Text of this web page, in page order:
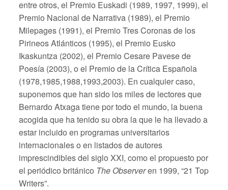
entre otros, el Premio Euskadi (1989, 1997, 1999), el
Premio Nacional de Narrativa (1989), el Premio
Milepages (1991), el Premio Tres Coronas de los
Pirineos Atlánticos (1995), el Premio Eusko
Ikaskuntza (2002), el Premio Cesare Pavese de
Poesía (2003), o el Premio de la Crítica Española
(1978,1985,1988,1993,2003). En cualquier caso,
suponemos que han sido los miles de lectores que
Bernardo Atxaga tiene por todo el mundo, la buena
acogida que ha tenido su obra la que le ha llevado a
estar incluido en programas universitarios
internacionales o en listados de autores
imprescindibles del siglo XXI, como el propuesto por
el periódico británico The Observeren 1999, “21 Top
Writers”.